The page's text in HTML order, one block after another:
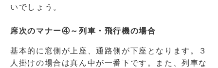
いでしょう。
席次のマナー④～列車・飛行機の場合
基本的に窓側が上座、通路側が下座となります。３
人掛けの場合は真ん中が一番下です。また、列車な